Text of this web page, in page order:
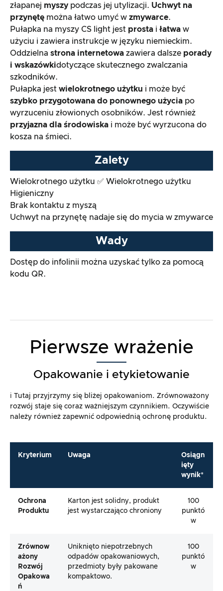
złapanej myszy podczas jej utylizacji. Uchwyt na
przynętę można łatwo umyć w zmywarce.
Pułapka na myszy CS light jest prosta i łatwa w
użyciu i zawiera instrukcje w języku niemieckim.
Oddzielna strona internetowa zawiera dalsze porady
i wskazówkidotyczące skutecznego zwalczania
szkodników.
Pułapka jest wielokrotnego użytku i może być
szybko przygotowana do ponownego użycia po
wyrzuceniu złowionych osobników. Jest również
przyjazna dla środowiska i może być wyrzucona do
kosza na śmieci.
Zalety
Wielokrotnego użytku ✅ Wielokrotnego użytku
Higieniczny
Brak kontaktu z myszą
Uchwyt na przynętę nadaje się do mycia w zmywarce
Wady
Dostęp do infolinii można uzyskać tylko za pomocą
kodu QR.
Pierwsze wrażenie
Opakowanie i etykietowanie
ℹ️ Tutaj przyjrzymy się bliżej opakowaniom. Zrównoważony
rozwój staje się coraz ważniejszym czynnikiem. Oczywiście
należy również zapewnić odpowiednią ochronę produktu.
Kryterium Uwaga
Osiągn
ięty
wynik*
Ochrona
Produktu
Karton jest solidny, produkt
jest wystarczająco chroniony
100
punktó
w
Zrównow
Ażony
Rozwój
Opakowa
Ń
Uniknięto niepotrzebnych
odpadów opakowaniowych,
przedmioty były pakowane
kompaktowo.
100
punktó
w